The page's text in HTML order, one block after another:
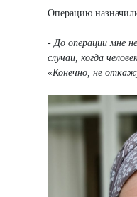
Операцию
- До операции мне
случаи, когда
«Конечно, не